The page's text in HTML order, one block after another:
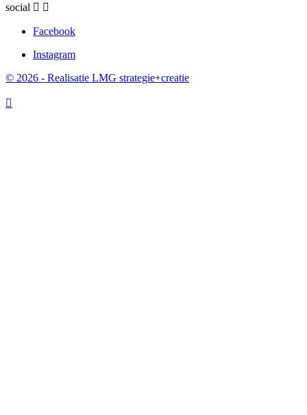
social  
Facebook
Instagram
© 2026 - Realisatie LMG strategie+creatie
